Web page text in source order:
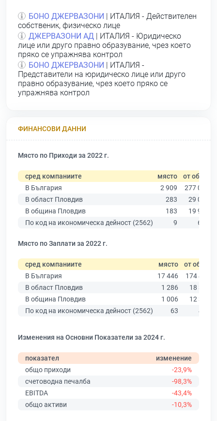
БОНО ДЖЕРВАЗОНИ
| ИТАЛИЯ - Действителен
собственик, физическо лице
ДЖЕРВАЗОНИ АД | ИТАЛИЯ - Юридическо
лице или друго правно образувание, чрез което
пряко се упражнява контрол
БОНО ДЖЕРВАЗОНИ
| ИТАЛИЯ -
Представители на юридическо лице или друго
правно образувание, чрез което пряко се
упражнява контрол
ФИНАНСОВИ ДАННИ
Място по Приходи за 2022 г.
сред компаниите място от общо
В България
2 909
277 019
В област Пловдив
283
29 067
В община Пловдив
183
19 939
По код на икономическа дейност (2562)
9 638
Място по Заплати за 2022 г.
сред компаниите място от общо
В България
17 446
174 403
В област Пловдив
1 286
18 305
В община Пловдив
1 006
12 387
По код на икономическа дейност (2562)
63 489
Изменения на Основни Показатели за 2024 г.
показател
изменение
общо приходи
-23,9%
счетоводна печалба
-98,3%
EBITDA
-43,4%
общо активи
-10,3%